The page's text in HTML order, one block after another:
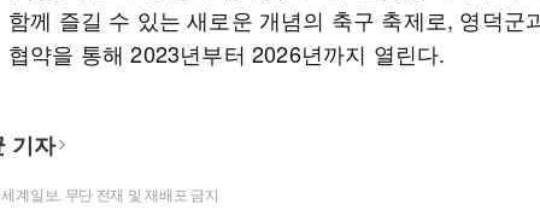
함께 즐길 수 있는 새로운 개념의 축구 축제로, 영덕군
협약을 통해 2023년부터 2026년까지 열린다.
기자
계일보. 무단 전재 및 재배포 금지